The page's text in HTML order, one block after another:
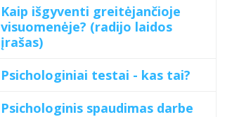
Kaip išgyventi greitėjančioje
visuomenėje? (radijo laidos
įrašas)
Psichologiniai testai - kas tai?
Psichologinis spaudimas darbe